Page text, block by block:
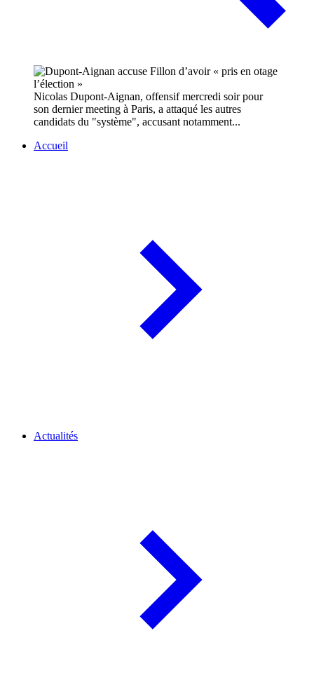
Nicolas Dupont-Aignan, offensif mercredi soir pour
son dernier meeting à Paris, a attaqué les autres
candidats du "système", accusant notamment...
Accueil
Actualités